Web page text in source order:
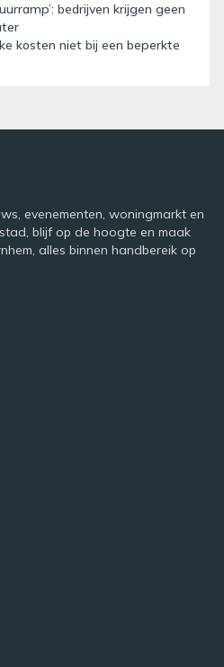
bedrijven krijgen geen
kosten niet bij een beperkte
evenementen, woningmarkt en
blijf op de hoogte en maak
alles binnen handbereik op